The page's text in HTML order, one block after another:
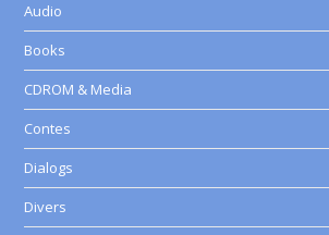
Audio
Books
CDROM & Media
Contes
Dialogs
Divers